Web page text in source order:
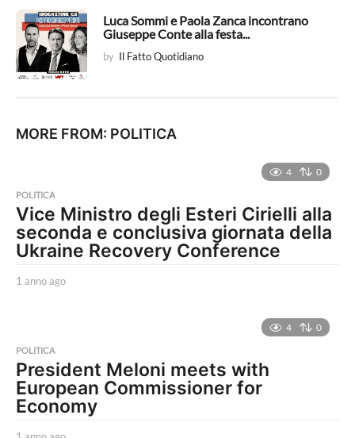
Luca Sommi e Paola Zanca incontrano
Giuseppe Conte alla festa...
by Il Fatto Quotidiano
MORE FROM: POLITICA
4 0
POLITICA
Vice Ministro degli Esteri Cirielli alla
seconda e conclusiva giornata della
Ukraine Recovery Conference
1 anno ago
g
o
4 0
POLITICA
President Meloni meets with
European Commissioner for
Economy